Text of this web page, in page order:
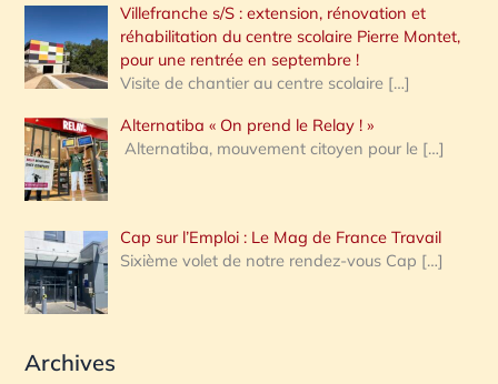
Villefranche s/S : extension, rénovation et
réhabilitation du centre scolaire Pierre Montet,
pour une rentrée en septembre !
Visite de chantier au centre scolaire […]
Alternatiba « On prend le Relay ! »
Alternatiba, mouvement citoyen pour le […]
Cap sur l’Emploi : Le Mag de France Travail
Sixième volet de notre rendez-vous Cap […]
Archives